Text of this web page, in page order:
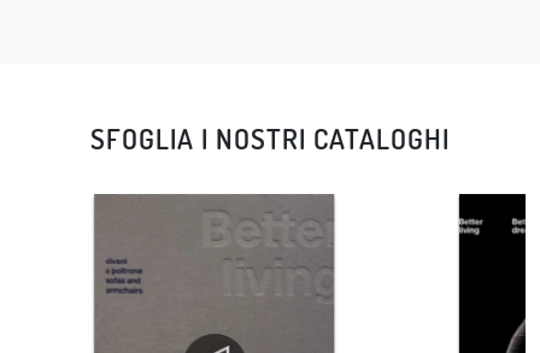
SFOGLIA I NOSTRI CATALOGHI